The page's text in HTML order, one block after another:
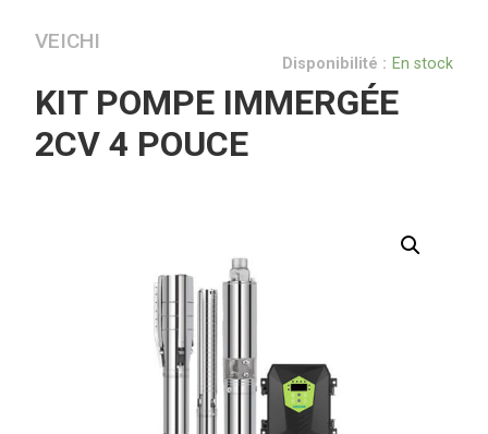
VEICHI
Disponibilité : En stock
KIT POMPE IMMERGÉE
2CV 4 POUCE